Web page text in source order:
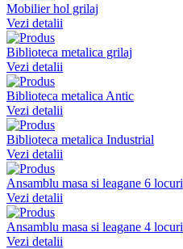
Mobilier hol grilaj
Vezi detalii
Biblioteca metalica grilaj
Vezi detalii
Biblioteca metalica Antic
Vezi detalii
Biblioteca metalica Industrial
Vezi detalii
Ansamblu masa si leagane 6 locuri
Vezi detalii
Ansamblu masa si leagane 4 locuri
Vezi detalii